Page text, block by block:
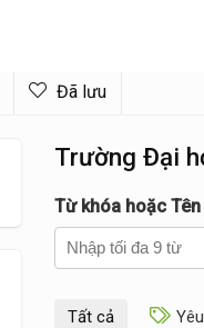
Đã lưu
Trường Đại
Từ khóa hoặc
Tất cả